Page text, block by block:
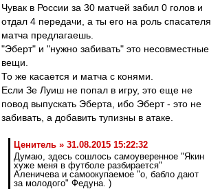
Чувак в России за 30 матчей забил 0 голов и
отдал 4 передачи, а ты его на роль спасателя
матча предлагаешь.
"Эберт" и "нужно забивать" это несовместные
вещи.
То же касается и матча с конями.
Если Зе Луиш не попал в игру, это еще не
повод выпускать Эберта, ибо Эберт - это не
забивать, а добавить тупизны в атаке.
Ценитель » 31.08.2015 15:22:32
Думаю, здесь сошлось самоуверенное "Якин
хуже меня в футболе разбирается"
Аленичева и самоокупаемое "о, бабло дают
за молодого" Федуна. )